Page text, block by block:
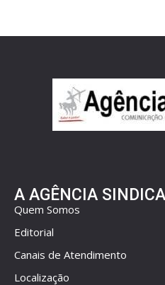
A AGÊNCIA
Quem Somos
Editorial
Canais de Atendimento
Localização